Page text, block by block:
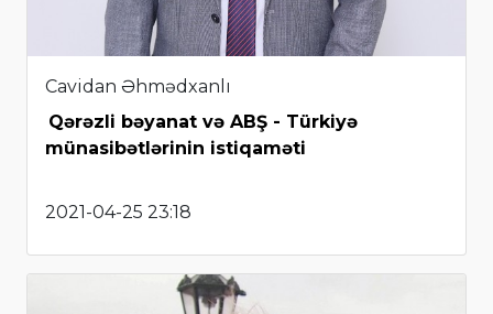
Cavidan Əhmədxanlı
Qərəzli bəyanat və ABŞ - Türkiyə
münasibətlərinin istiqaməti
2021-04-25 23:18